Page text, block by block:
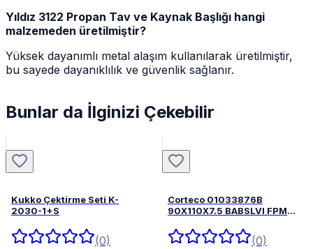
Yıldız 3122 Propan Tav ve Kaynak Başlığı hangi
malzemeden üretilmiştir?
Yüksek dayanımlı metal alaşım kullanılarak üretilmiştir,
bu sayede dayanıklılık ve güvenlik sağlanır.
Bunlar da İlginizi Çekebilir
Kukko Çektirme Seti K-
2030-1+S
(0)
Corteco 01033876B
90X110X7.5 BABSLVI FPM
(0)